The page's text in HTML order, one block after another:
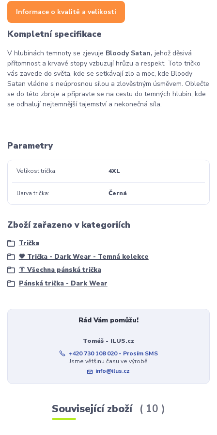
Informace o kvalitě a velikosti
Kompletní specifikace
V hlubinách temnoty se zjevuje Bloody Satan, jehož děsivá
přítomnost a krvavé stopy vzbuzují hrůzu a respekt. Toto tričko
vás zavede do světa, kde se setkávají zlo a moc, kde Bloody
Satan vládne s neúprosnou silou a zlověstným úsměvem. Oblečte
se do této zbroje a připravte se na cestu do temných hlubin, kde
se odhalují nejtemnější tajemství a nekonečná síla.
Parametry
Velikost trička 4XL
Barva trička Černá
Zboží zařazeno v kategoriích
Trička
🖤 Trička - Dark Wear - Temná kolekce
👔 Všechna pánská trička
Pánská trička - Dark Wear
Rád Vám pomůžu!
Tomáš - ILUS.cz
+420 730 108 020 - Prosím SMS
Jsme většinu času ve výrobě
info@ilus.cz
Související zboží 10